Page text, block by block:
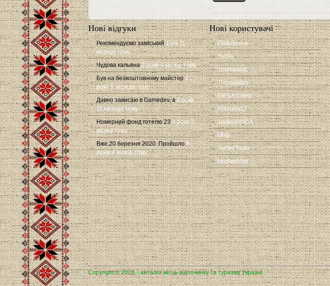
Нові відгуки
Рекомендуємо заміський 1 рік 11
місяців тому
Чудова кальяна 2 роки 4 місяці тому
Був на безкоштовному майстер 2
роки 9 місяців тому
Давно зависаю в Gamedev, а 2 роки
11 місяців тому
Номерний фонд готелю 23 4 роки 2
місяці тому
Вже 20 березня 2020. Пройшло 6
років 4 місяці тому
Нові користувачі
CadySeave
SvitAL
Thomasevc
Thomasdzq
SIRKA Camp
Proslavv12
JustinVANDA
Gogi
JamesToula
Michaelmut
Copyright © 2026, - каталог місць відпочинку та туризму України